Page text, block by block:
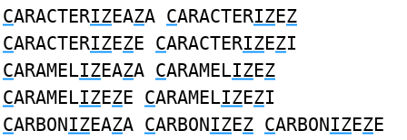
CARACTERIZEAZA CARACTERIZEZ
CARACTERIZEZE CARACTERIZEZI
CARAMELIZEAZA CARAMELIZEZ
CARAMELIZEZE CARAMELIZEZI
CARBONIZEAZA CARBONIZEZ CARBONIZEZE